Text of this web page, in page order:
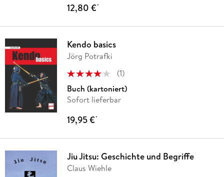
12,80 €*
Kendo basics
Jörg Potrafki
(1)
Buch (kartoniert)
Sofort lieferbar
19,95 €*
Jiu Jitsu: Geschichte und Begriffe
Claus Wiehle